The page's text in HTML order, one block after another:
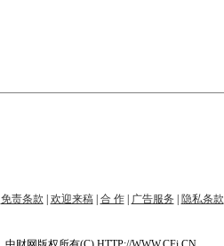
免责条款 欢迎来稿| 合 作| 广告服务 隐私条款